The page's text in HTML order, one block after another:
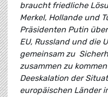
braucht friedliche
Merkel, Hollande und
Präsidenten Putin
EU, Russland und die
gemeinsam zu
zusammen zu
Deeskalation der
europäischen Länder